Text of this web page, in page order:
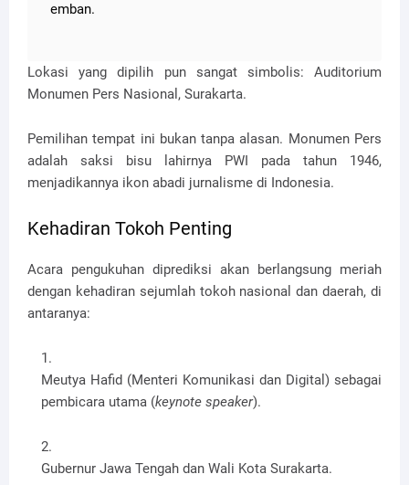
emban.
Lokasi yang dipilih pun sangat simbolis: Auditorium
Monumen Pers Nasional, Surakarta.
Pemilihan tempat ini bukan tanpa alasan. Monumen Pers
adalah saksi bisu lahirnya PWI pada tahun 1946,
menjadikannya ikon abadi jurnalisme di Indonesia.
Kehadiran Tokoh Penting
Acara pengukuhan diprediksi akan berlangsung meriah
dengan kehadiran sejumlah tokoh nasional dan daerah, di
antaranya:
Meutya Hafid (Menteri Komunikasi dan Digital) sebagai
pembicara utama (keynote speaker).
Gubernur Jawa Tengah dan Wali Kota Surakarta.